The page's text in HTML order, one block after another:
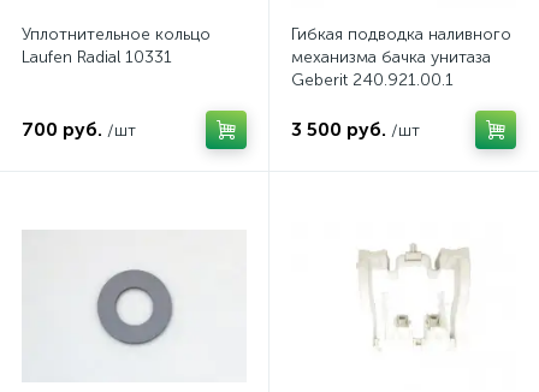
Уплотнительное кольцо
Laufen Radial 10331
700 руб. /шт
Гибкая подводка наливного
механизма бачка унитаза
Geberit 240.921.00.1
3 500 руб. /шт